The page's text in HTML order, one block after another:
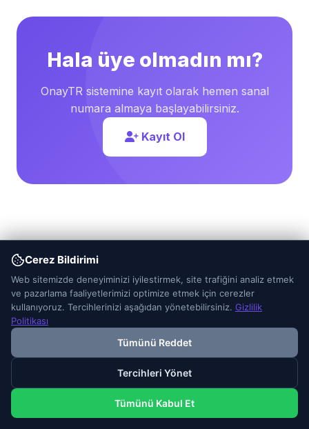
Hala üye olmadın mı?
OnayTR sistemine kayıt olarak hemen sanal
numara almaya başlayabilirsiniz.
Kayıt Ol
Türkiye'nin Lider Sms Doğrulama hizmetine
hoşgeldiniz. Dünya çapında binlerce kullanıcıya
aynı kalitede hizmet vermeye devam ediyoruz.
Google Play App Store
Cerez Bildirimi
Web sitemizde deneyiminizi iyilestirmek, site trafiğini analiz etmek
ve pazarlama faaliyetlerimizi optimize etmek için cerezler
kullanıyoruz. Tercihlerinizi aşağıdan yönetebilirsiniz. Gizlilik
Politikası
Tümünü Reddet
Tercihleri Yönet
Tümünü Kabul Et